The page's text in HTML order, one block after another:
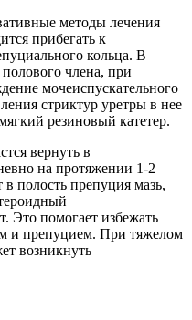
методы лечения
прибегать к
кольца. В
члена, при
мочеиспускательного
стриктур уретры в нее
резиновый катетер.
вернуть в
на протяжении 1-2
в полость препуция мазь,
Это помогает избежать
и препуцием. При тяжелом
возникнуть